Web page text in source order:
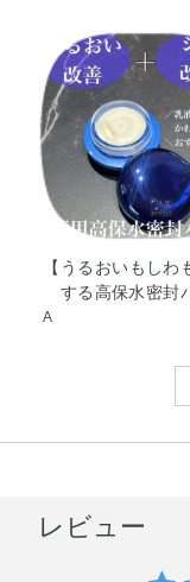
●メイクアップをする
＜セラムヴェール デ
●朝・夜の洗顔後、最
●手のひらにポンプを
ます。
●アレルギーテスト済
●ノンコメドジェニッ
キビのもと)ができないと
（1）、エデト酸
カロウ、シクロヘ
コール、シロキク
ム、高融点マイク
タノール、メチル
※；有効成分 無印；その
◆セラムヴェール
ライスパワーNo．
グリセリン、N－
チル化ヒアルロン
ウ葉エキス、チョ
ン酸ビスエトキシ
【うるおいもしわ
する高保水密封
A
レビュー